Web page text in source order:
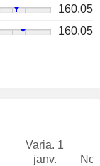
160,05
160,05
Varia. 1
janv.